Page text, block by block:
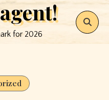
for 2026